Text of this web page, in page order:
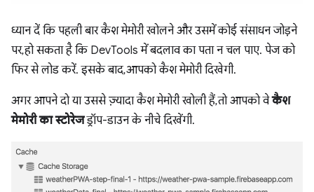
ध्यान दें कि पहली बार कैश मेमोरी खोलने और उसमें कोई संसाधन जोड़ने
पर, हो सकता है कि DevTools में बदलाव का पता न चल पाए. पेज को
फिर से लोड करें. इसके बाद, आपको कैश मेमोरी दिखेगी.
अगर आपने दो या उससे ज़्यादा कैश मेमोरी खोली हैं, तो आपको वेकैश
मेमोरी का स्टोरेजड्रॉप-डाउन के नीचे दिखेंगी.